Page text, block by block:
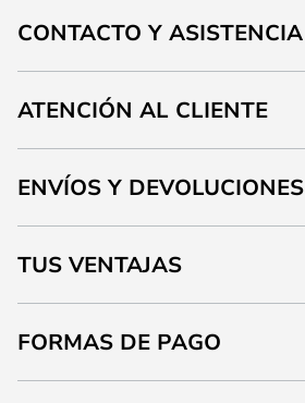
CONTACTO Y ASISTENCIA
ATENCIÓN AL CLIENTE
ENVÍOS Y DEVOLUCIONES
TUS VENTAJAS
FORMAS DE PAGO